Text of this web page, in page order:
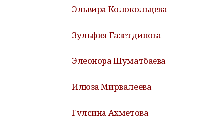
Эльвира Колокольцева
Зульфия Газетдинова
Элеонора Шуматбаева
Илюза Мирвалеева
Гулсина Ахметова